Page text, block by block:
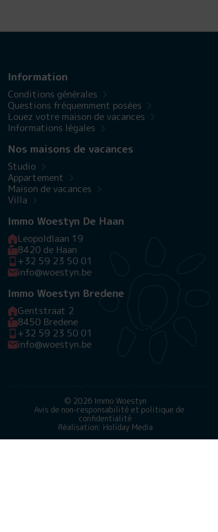
Information
Conditions générales
Questions fréquemment posées
Louez votre maison de vacances
Informations légales
Nos maisons de vacances
Studio
Appartement
Maison de vacances
Villa
Immo Woestyn De Haan
Leopoldlaan 19
8420 de Haan
+32 59 23 50 01
info@woestyn.be
Immo Woestyn Bredene
Gentstraat 2
8450 Bredene
+32 59 23 50 01
info@woestyn.be
© 2026 Immo Woestyn
Avis de non-responsabilité et politique de
confidentialité
Réalisation: Holiday Media